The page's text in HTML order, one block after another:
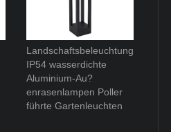
Landschaftsbeleuchtung
IP54 wasserdichte
Aluminium-Au?
enrasenlampen Poller
führte Gartenleuchten